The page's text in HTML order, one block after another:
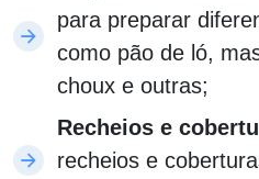
para preparar
como pão de ló,
choux e outras;
Recheios e
recheios e